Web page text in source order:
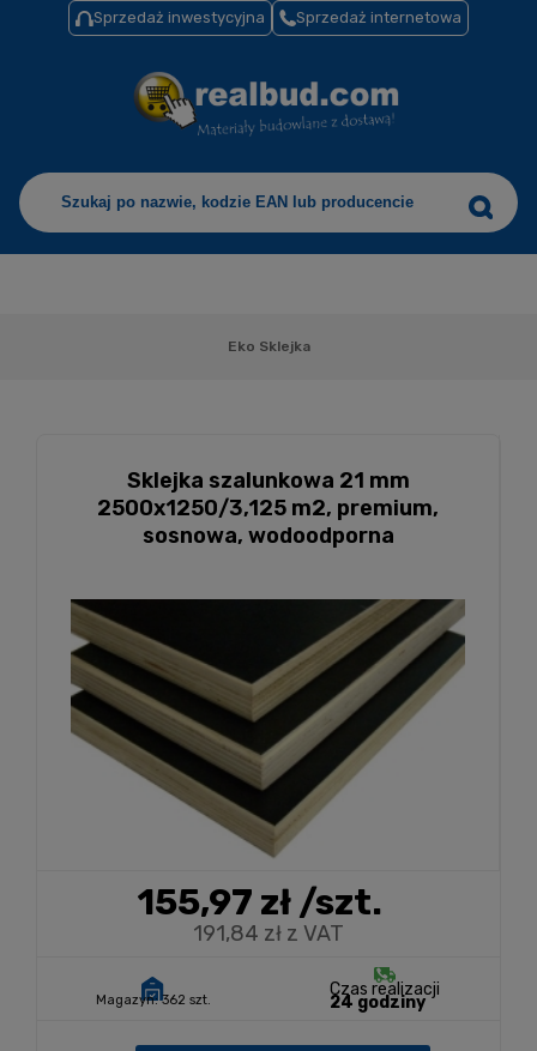
Sprzedaż inwestycyjna Sprzedaż internetowa
Eko Sklejka
Sklejka szalunkowa 21 mm
2500x1250/3,125 m2, premium,
sosnowa, wodoodporna
155,97 zł /szt.
191,84 zł z VAT
Magazyn: 362 szt. Czas realizacji
24 godziny